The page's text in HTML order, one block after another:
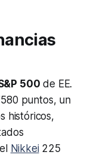
500 de EE.
puntos, un
históricos,
Nikkei225